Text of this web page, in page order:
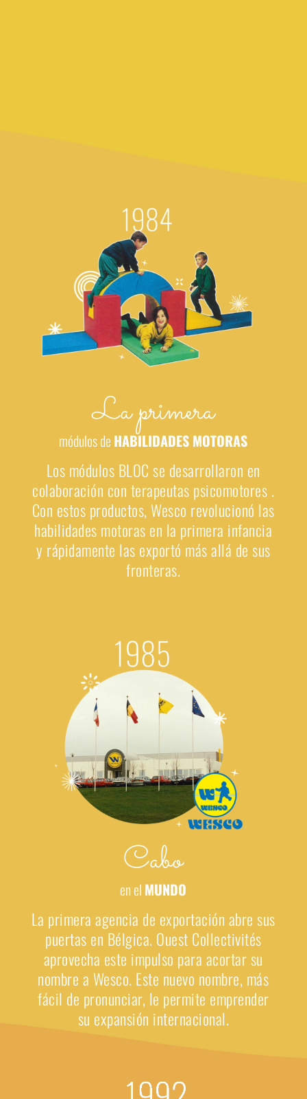
La primera
módulos de HABILIDADES MOTORAS
Los módulos BLOC se desarrollaron en
colaboración con terapeutas psicomotores .
Con estos productos, Wesco revolucionó las
habilidades motoras en la primera infancia
y rápidamente las exportó más allá de sus
fronteras.
Cabo
en el MUNDO
La primera agencia de exportación abre sus
puertas en Bélgica. Ouest Collectivités
aprovecha este impulso para acortar su
nombre a Wesco. Este nuevo nombre, más
fácil de pronunciar, le permite emprender
su expansión internacional.